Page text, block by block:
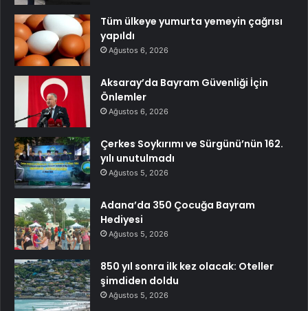
Tüm ülkeye yumurta yemeyin çağrısı
yapıldı
Ağustos 6, 2026
Aksaray’da Bayram Güvenliği İçin
Önlemler
Ağustos 6, 2026
Çerkes Soykırımı ve Sürgünü’nün 162.
yılı unutulmadı
Ağustos 5, 2026
Adana’da 350 Çocuğa Bayram
Hediyesi
Ağustos 5, 2026
850 yıl sonra ilk kez olacak: Oteller
şimdiden doldu
Ağustos 5, 2026